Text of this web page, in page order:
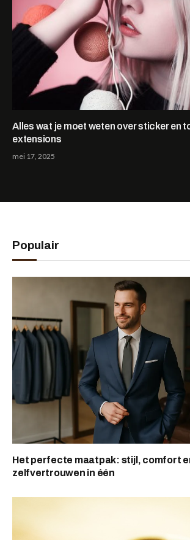
Alles wat je moet weten over sticker en
extensions
mei 17, 2025
Populair
Het perfecte maatpak: stijl, comfort
zelfvertrouwen in één